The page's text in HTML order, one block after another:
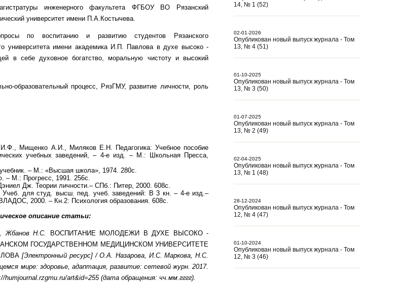
инженерного факультета ФГБОУ ВО Рязанский
университет имени П.А.Костычева.
по воспитанию и развитию студентов Рязанского
университета имени академика И.П. Павлова в духе высоко -
в себе духовное богатство, моральную чистоту и высокий
образовательный процесс, РязГМУ, развитие личности, роль
Мищенко А.И., Миляков Е.Н. Педагогика: Учебное пособие
учебных заведений, – 4-е изд. – М.: Школьная Пресса,
– М.: «Высшая школа», 1974. 280с.
– М.: Прогресс, 1991. 256с.
Дж. Теории личности.– СПб.: Питер, 2000. 608с.
Учеб. для студ. высш. пед. учеб. заведений: В 3 кн. – 4-е изд.–
2000. – Кн.2: Психология образования. 608с.
описание статьи:
Жбанов Н.С.
ВОСПИТАНИЕ МОЛОДЕЖИ В ДУХЕ ВЫСОКО -
ГОСУДАРСТВЕННОМ МЕДИЦИНСКОМ УНИВЕРСИТЕТЕ
[Электронный ресурс] /О.А. Назарова, И.С. Маркова, Н.С.
мире: здоровье, адаптация, развитие: сетевой журн. 2017.
art&id=255 (дата обращения: чч.мм.гггг).
14, № 1 (52)
02-01-2026
Опубликован новый выпуск журнала - Том
13, № 4 (51)
01-10-2025
Опубликован новый выпуск журнала - Том
13, № 3 (50)
01-07-2025
Опубликован новый выпуск журнала - Том
13, № 2 (49)
02-04-2025
Опубликован новый выпуск журнала - Том
13, № 1 (48)
28-12-2024
Опубликован новый выпуск журнала - Том
12, № 4 (47)
01-10-2024
Опубликован новый выпуск журнала - Том
12, № 3 (46)